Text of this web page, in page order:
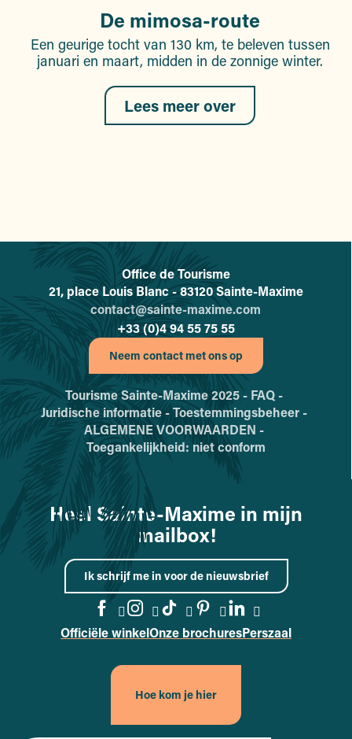
De mimosa-route
Een geurige tocht van 130 km, te beleven tussen
januari en maart, midden in de zonnige winter.
Lees meer over
L'office de tourisme de Sainte-
Office de Tourisme
21, place Louis Blanc - 83120 Sainte-Maxime
contact@sainte-maxime.com
+33 (0)4 94 55 75 55
Neem contact met ons op
Tourisme Sainte-Maxime 2025 - FAQ -
Juridische informatie -Toestemmingsbeheer -
ALGEMENE VOORWAARDEN -
Toegankelijkheid: niet conform
Heel Sainte-Maxime in mijn
mailbox!
Ik schrijf me in voor de nieuwsbrief
Naar de Facebook-pagina
Naar de Instagram-
Naar de TikTok-
Naar deNaar de
Officiële winkelOnze brochuresPerszaal
Hoe kom je hier